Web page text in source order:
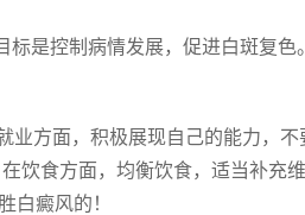
是控制病情发展，促进白斑复色
业方面，积极展现自己的能力，不
饮食方面，均衡饮食，适当补充
白癜风的！